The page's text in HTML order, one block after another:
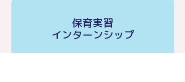
保育実習
インターンシップ